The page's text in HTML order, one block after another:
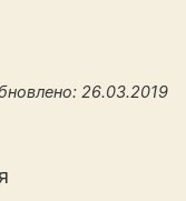
26.03.2019